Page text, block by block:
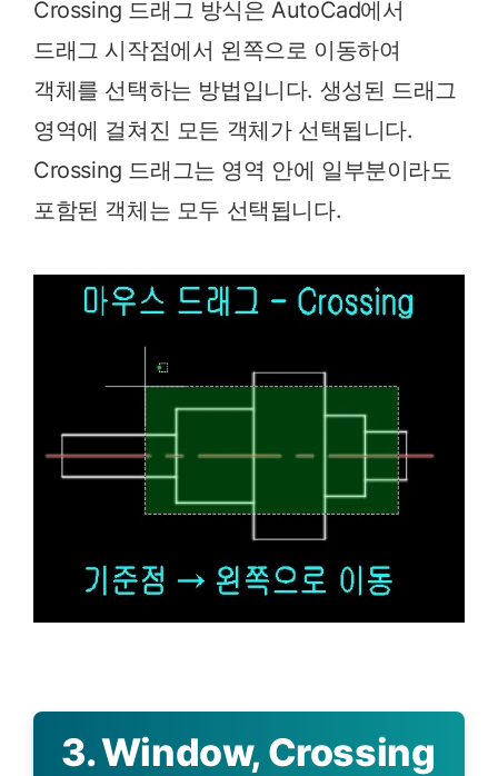
Crossing 드래그 방식은 AutoCad에서
드래그 시작점에서 왼쪽으로 이동하여
객체를 선택하는 방법입니다. 생성된 드래그
영역에 걸쳐진 모든 객체가 선택됩니다.
Crossing 드래그는 영역 안에 일부분이라도
포함된 객체는 모두 선택됩니다.
3. Window, Crossing